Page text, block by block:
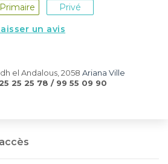
Primaire
Privé
un avis
el Andalous, 2058 Ariana Ville
25 25 78 / 99 55 09 90